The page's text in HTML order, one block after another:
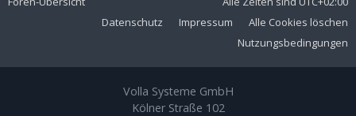
Alle Cookies löschen
Impressum
Datenschutz
Nutzungsbedingungen
Volla Systeme GmbH
Kölner Straße 102